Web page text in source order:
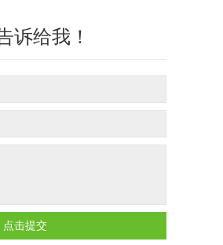
诉给我！
点击提交